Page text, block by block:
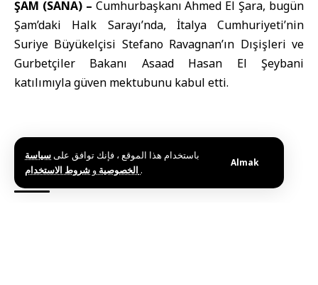
باستخدام هذا الموقع ، فإنك توافق علىسياسة
الخصوصية و .
Almak
ŞAM (SANA) – Cumhurbaşkanı Ahmed El Şara, bugün
Şam’daki Halk Sarayı’nda, İtalya Cumhuriyeti’nin
Suriye Büyükelçisi Stefano Ravagnan’ın Dışişleri ve
Gurbetçiler Bakanı Asaad Hasan El Şeybani
katılımıyla güven mektubunu kabul etti.